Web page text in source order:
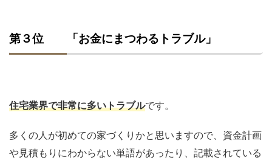
第３位 「お金にまつわるトラブル」
住宅業界で非常に多いトラブルです。
多くの人が初めての家づくりかと思いますので、資金計画
や見積もりにわからない単語があったり、記載されている